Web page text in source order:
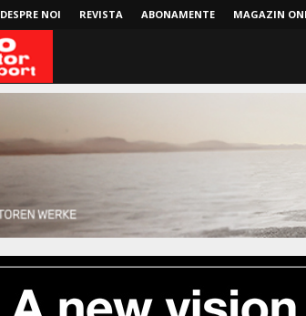
DESPRE NOI REVISTA ABONAMENTE MAGAZIN